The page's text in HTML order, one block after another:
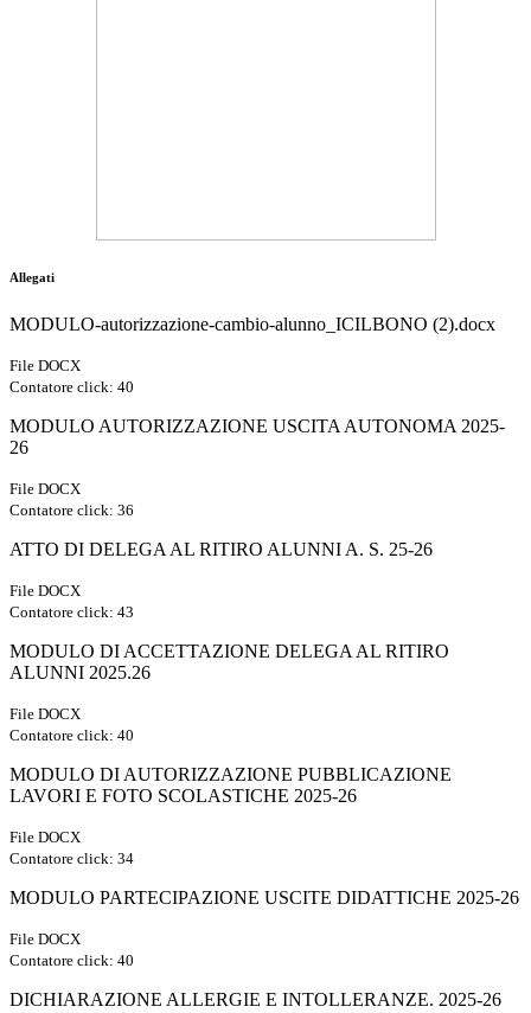
Allegati
MODULO-autorizzazione-cambio-alunno_ICILBONO (2).docx
File DOCX
Contatore click: 40
MODULO AUTORIZZAZIONE USCITA AUTONOMA 2025-
26
File DOCX
Contatore click: 36
ATTO DI DELEGA AL RITIRO ALUNNI A. S. 25-26
File DOCX
Contatore click: 43
MODULO DI ACCETTAZIONE DELEGA AL RITIRO
ALUNNI 2025.26
File DOCX
Contatore click: 40
MODULO DI AUTORIZZAZIONE PUBBLICAZIONE
LAVORI E FOTO SCOLASTICHE 2025-26
File DOCX
Contatore click: 34
MODULO PARTECIPAZIONE USCITE DIDATTICHE 2025-26
File DOCX
Contatore click: 40
DICHIARAZIONE ALLERGIE E INTOLLERANZE. 2025-26